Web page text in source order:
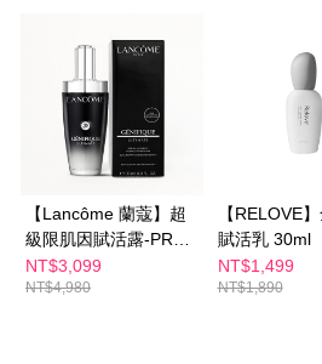
boleh melanjutkan tempoh pembayaran
pesanan. Walau bagaimanapun, tiada
menerima pesanan anda semasa tempoh
prapesanan atau produk yang mungkin
lama untuk dihantar). Oleh itu, anda
kepada AFTEE dalam tempoh sama ada
Kedua, Sekatan Pembayaran
1. Jumlah yang diperakui untuk pengguna
NT$10,000. Amaun diperakui sebenar
keputusan pensijilan dan semakan oleh
2. Amaun perbelanjaan minimum mestilah
NT$100/pesanan | Penghantaran
NT$600 atau lebih
7-11付款取貨
NT$100/pesanan | Penghantaran
付款後7-11取貨
NT$100/pesanan | Penghantaran
【Lancôme 蘭蔻】超
級限肌因賦活露-PRO
100ml
NT$3,099
NT$4,980
【RELOVE
賦活乳 30ml
NT$1,499
NT$1,890